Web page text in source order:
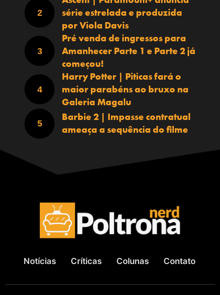
série estrelada e produzida
por Viola Davis
Pré venda de ingressos para
Amanhecer Parte 1 e Parte 2 já
começou!
Harry Potter | Piticas fará o
maior parabéns ao bruxo na
Galeria Magalu
Barbie 2 | Impasse contratual
ameaça a sequência do filme
Notícias Críticas Colunas Contato